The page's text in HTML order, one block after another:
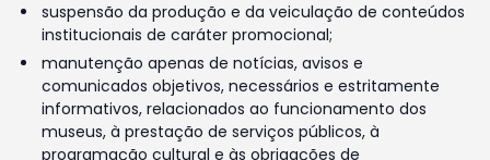
suspensão da produção e da veiculação de conteúdos
institucionais de caráter promocional;
manutenção apenas de notícias, avisos e
comunicados objetivos, necessários e estritamente
informativos, relacionados ao funcionamento dos
museus, à prestação de serviços públicos, à
programação cultural e às obrigações de